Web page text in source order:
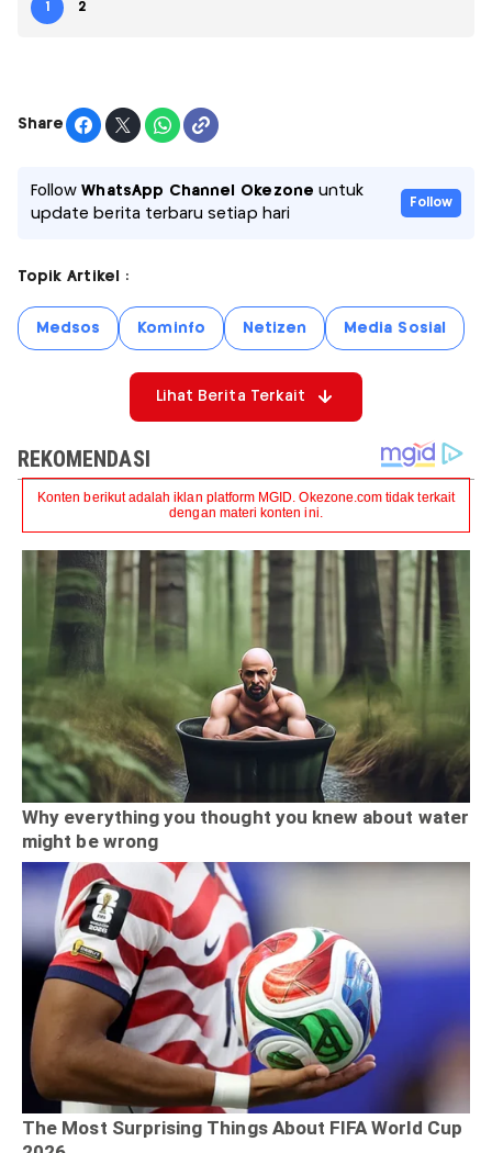
1 2
Share
FollowWhatsApp Channel Okezone untuk
update berita terbaru setiap hari
Follow
Topik Artikel :
Medsos Kominfo Netizen Media Sosial
Lihat Berita Terkait